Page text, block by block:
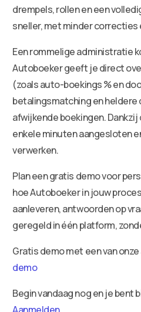
drempels, rollen en een
sneller, met minder correcties
Een rommelige administratie
Autoboeker geeft je direct
(zoals auto-boekings % en
betalingsmatching en
afwijkende boekingen. Dankzij
enkele minuten aangesloten
verwerken.
Plan een gratis demo voor
hoe Autoboeker in jouw
aanleveren, antwoorden op
geregeld in één platform,
Gratis demo met een van
demo
Begin vandaag nog en je bent
Aanmelden